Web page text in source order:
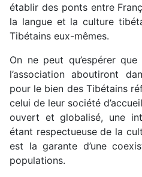
établir des ponts entre
la langue et la culture
Tibétains eux-mêmes.
On ne peut qu’espérer
l’association aboutiront
pour le bien des Tibétains
celui de leur société
ouvert et globalisé, une
étant respectueuse de la
est la garante d’une
populations.